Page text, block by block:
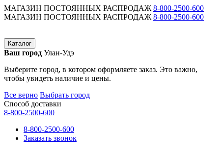
МАГАЗИН ПОСТОЯННЫХ РАСПРОДАЖ 8-800-2500-600
МАГАЗИН ПОСТОЯННЫХ РАСПРОДАЖ 8-800-2500-600
Каталог
Ваш город Улан-Удэ
Выберите город, в котором оформляете заказ. Это важно,
чтобы увидеть наличие и цены.
Все верно Выбрать город
Способ доставки
8-800-2500-600
8-800-2500-600
Заказать звонок